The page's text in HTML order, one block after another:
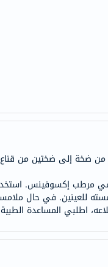
skinceuticals
honey
الصحة
والمكملات
أساسيات
العناية
من ضخة إلى ضختين من
للعينين. في حال
اطلبي المساعدة